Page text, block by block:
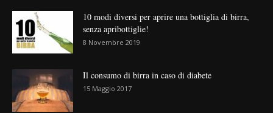
10 modi diversi per aprire una bottiglia di birra,
senza apribottiglie!
8 Novembre 2019
Il consumo di birra in caso di diabete
15 Maggio 2017